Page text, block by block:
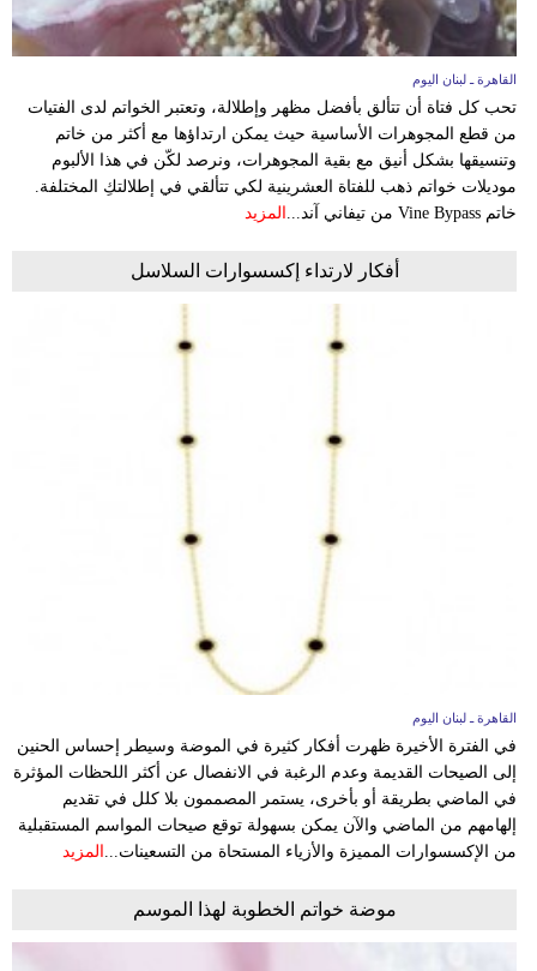
القاهرة ـ لبنان اليوم
تحب كل فتاة أن تتألق بأفضل مظهر وإطلالة، وتعتبر الخواتم لدى الفتيات
من قطع المجوهرات الأساسية حيث يمكن ارتداؤها مع أكثر من خاتم
وتنسيقها بشكل أنيق مع بقية المجوهرات، ونرصد لكّن في هذا الألبوم
موديلات خواتم ذهب للفتاة العشرينية لكي تتألقي في إطلالتكِ المختلفة.
خاتم Vine Bypass من تيفاني آند...
المزيد
أفكار لارتداء إكسسوارات السلاسل
القاهرة ـ لبنان اليوم
في الفترة الأخيرة ظهرت أفكار كثيرة في الموضة وسيطر إحساس الحنين
إلى الصيحات القديمة وعدم الرغبة في الانفصال عن أكثر اللحظات المؤثرة
في الماضي بطريقة أو بأخرى، يستمر المصممون بلا كلل في تقديم
إلهامهم من الماضي والآن يمكن بسهولة توقع صيحات المواسم المستقبلية
من الإكسسوارات المميزة والأزياء المستحاة من التسعينات... المزيد
موضة خواتم الخطوبة لهذا الموسم